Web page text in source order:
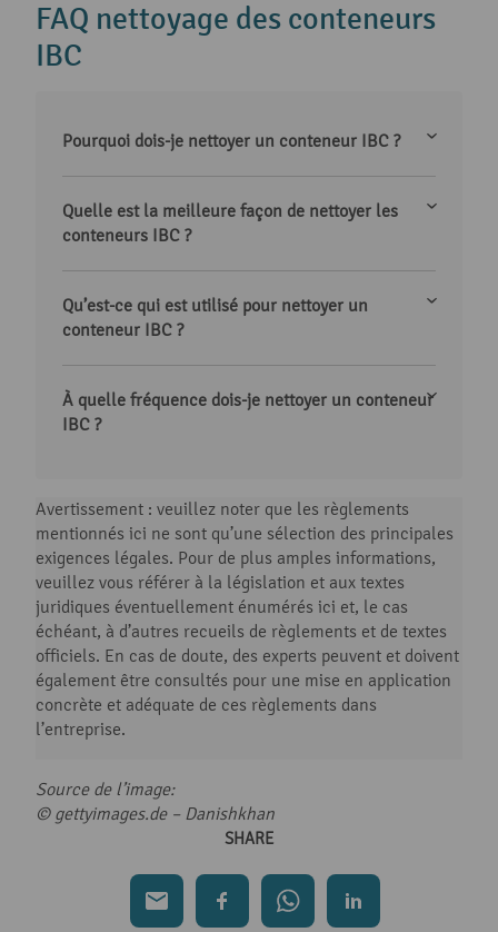
FAQ nettoyage des conteneurs
IBC
Pourquoi dois-je nettoyer un conteneur IBC ?
Quelle est la meilleure façon de nettoyer les
conteneurs IBC ?
Qu’est-ce qui est utilisé pour nettoyer un
conteneur IBC ?
À quelle fréquence dois-je nettoyer un conteneur
IBC ?
Avertissement : veuillez noter que les règlements
mentionnés ici ne sont qu’une sélection des principales
exigences légales. Pour de plus amples informations,
veuillez vous référer à la législation et aux textes
juridiques éventuellement énumérés ici et, le cas
échéant, à d’autres recueils de règlements et de textes
officiels. En cas de doute, des experts peuvent et doivent
également être consultés pour une mise en application
concrète et adéquate de ces règlements dans
l’entreprise.
Source de l’image:
© gettyimages.de – Danishkhan
SHARE